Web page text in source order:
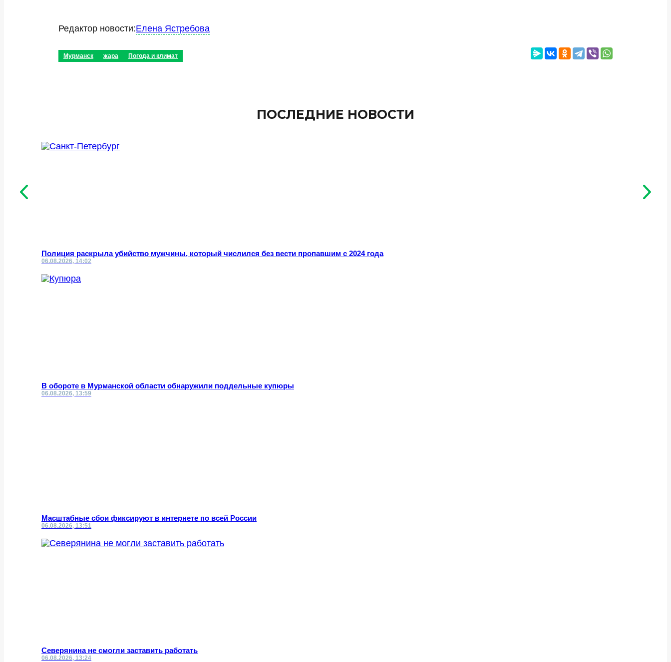
Редактор новости:Елена Ястребова
Мурманск жара Погода и климат
ПОСЛЕДНИЕ НОВОСТИ
Полиция раскрыла убийство мужчины, который числился без вести пропавшим с 2024 года
06.08.2026, 14:02
В обороте в Мурманской области обнаружили поддельные купюры
06.08.2026, 13:59
Масштабные сбои фиксируют в интернете по всей России
06.08.2026, 13:51
Северянина не смогли заставить работать
06.08.2026, 13:24